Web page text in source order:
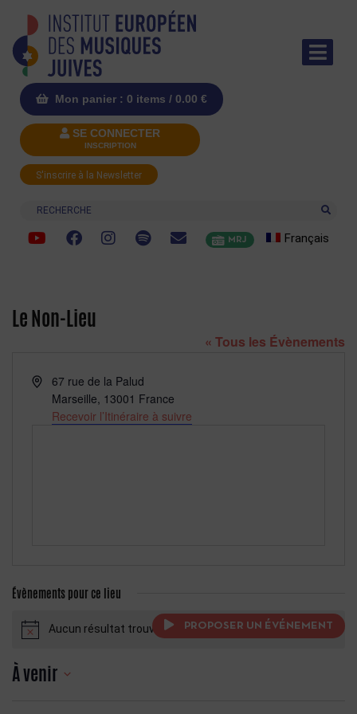
Mon panier : 0 items / 0.00 €
SE CONNECTER
INSCRIPTION
S'inscrire à la Newsletter
Recherche
MRJ Français
Le Non-Lieu
« Tous les Évènements
Adresse67 rue de la Palud
Marseille, 13001 France
Recevoir l’Itinéraire à suivre
Évènements pour ce lieu
NoticeAucun résultat trouvé.
À venir
PROPOSER UN ÉVÉNEMENT